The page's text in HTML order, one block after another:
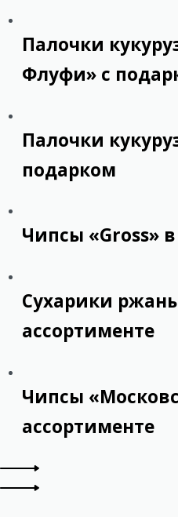
Палочки
Флуфи» с
Палочки
подарком
Чипсы «Gross»
Сухарики
ассортименте
Чипсы
ассортименте